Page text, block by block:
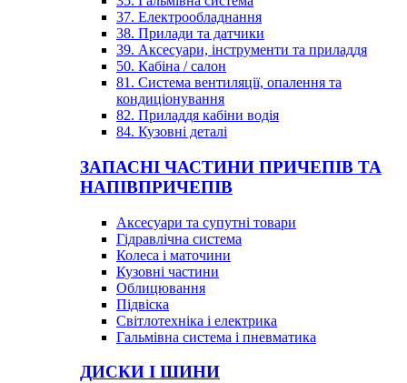
37. Електрообладнання
38. Прилади та датчики
39. Аксесуари, інструменти та приладдя
50. Кабіна / салон
81. Система вентиляції, опалення та
кондиціонування
82. Приладдя кабіни водія
84. Кузовні деталі
ЗАПАСНІ ЧАСТИНИ ПРИЧЕПІВ ТА
НАПІВПРИЧЕПІВ
Аксесуари та супутні товари
Гідравлічна система
Колеса і маточини
Кузовні частини
Облицювання
Підвіска
Світлотехніка і електрика
Гальмівна система і пневматика
ДИСКИ І ШИНИ